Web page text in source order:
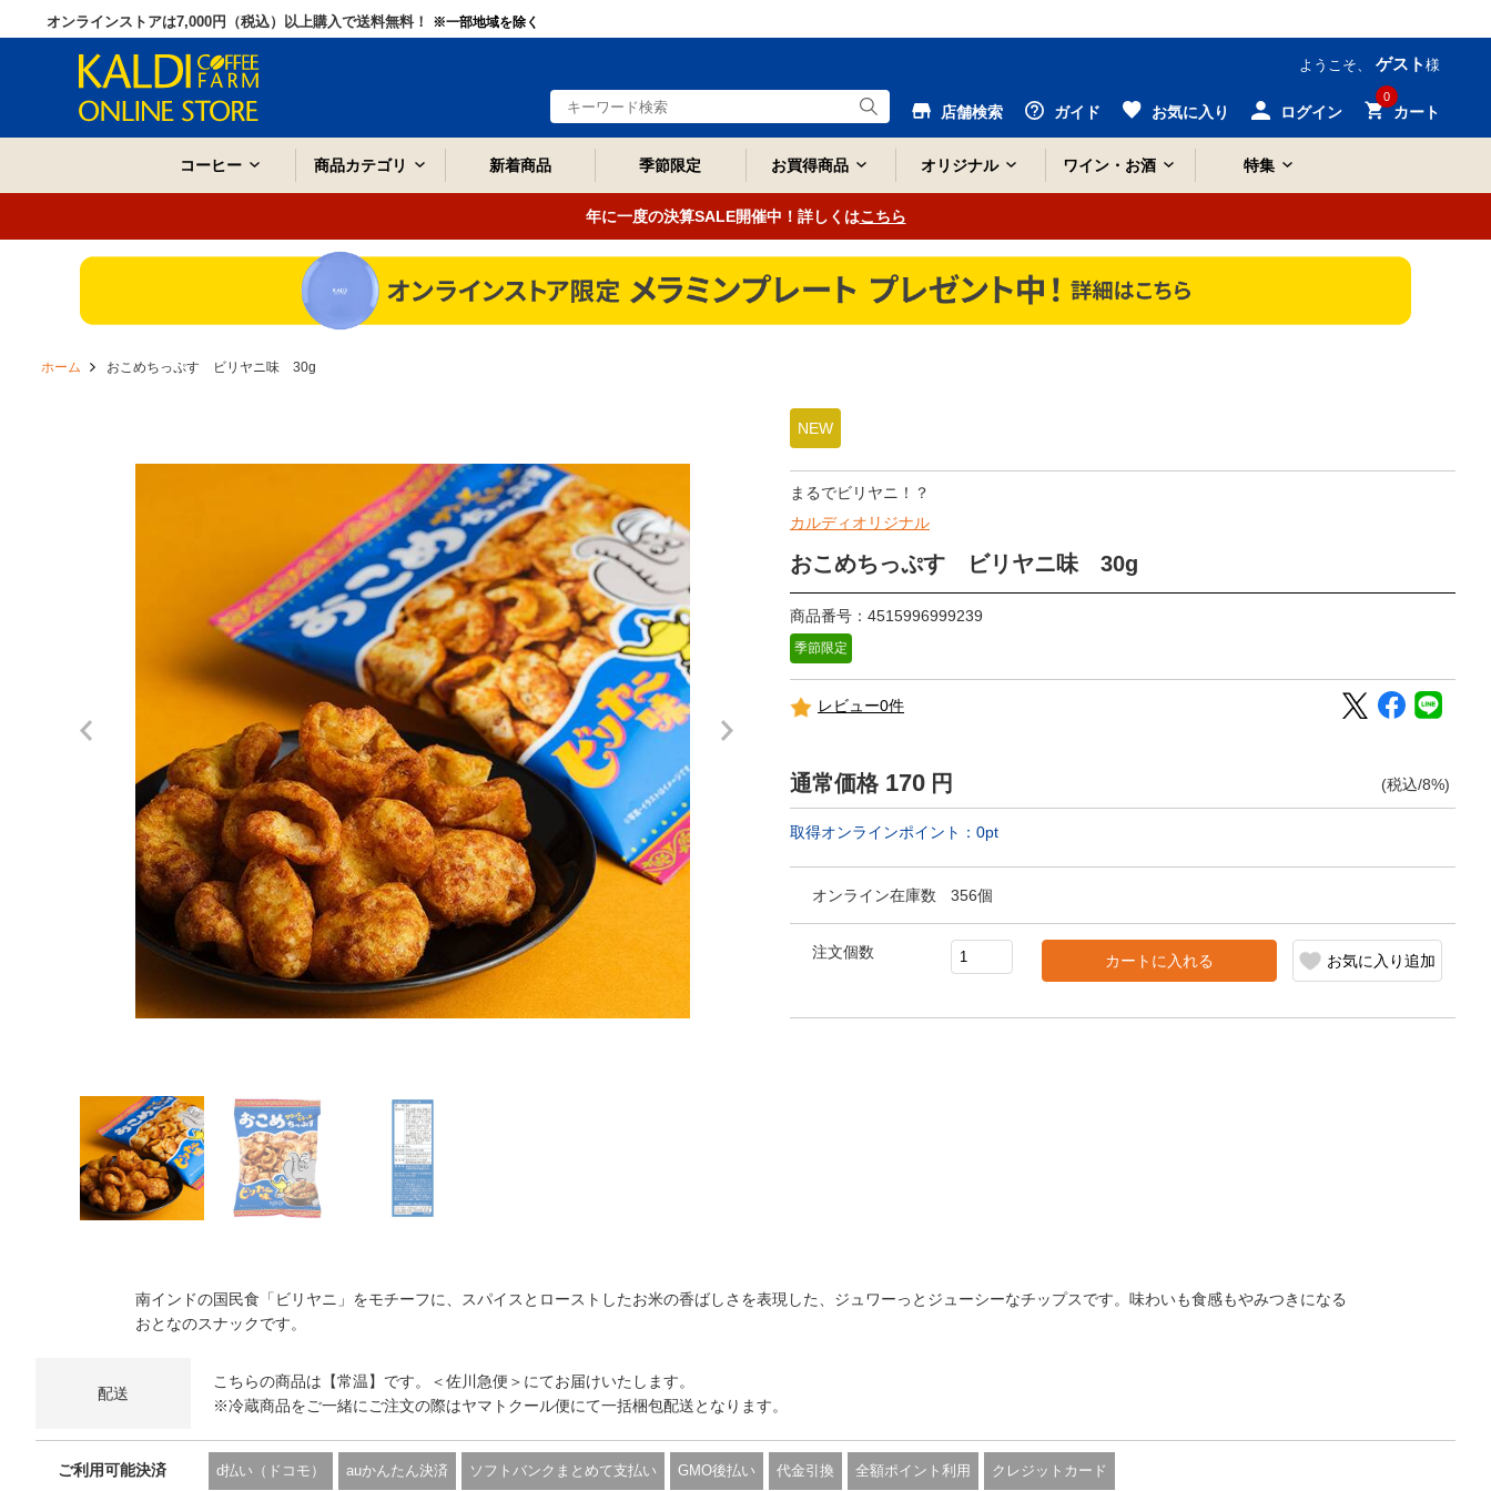
オンラインストアは7,000円（税込）以上購入で送料無料！ ※一部地域を除く
ようこそ、 ゲスト 様
店舗検索 ガイド お気に入り ログイン
0
カート
コーヒー 商品カテゴリ 新着商品 季節限定 お買得商品 オリジナル ワイン・お酒 特集
年に一度の決算SALE開催中！詳しくはこちら
ホーム おこめちっぷす ビリヤニ味 30g
NEW
まるでビリヤニ！？
カルディオリジナル
おこめちっぷす ビリヤニ味 30g
商品番号：4515996999239
季節限定
レビュー0件
通常価格 170 円 (税込/8%)
取得オンラインポイント： 0pt
オンライン在庫数 356個
注文個数
カートに入れる お気に入り追加
南インドの国民食「ビリヤニ」をモチーフに、スパイスとローストしたお米の香ばしさを表現した、ジュワーっとジューシーなチップスです。味わいも食感もやみつきになる
おとなのスナックです。
配送
こちらの商品は【常温】です。＜佐川急便＞にてお届けいたします。
※冷蔵商品をご一緒にご注文の際はヤマトクール便にて一括梱包配送となります。
ご利用可能決済 d払い（ドコモ） auかんたん決済 ソフトバンクまとめて支払い GMO後払い 代金引換 全額ポイント利用 クレジットカード